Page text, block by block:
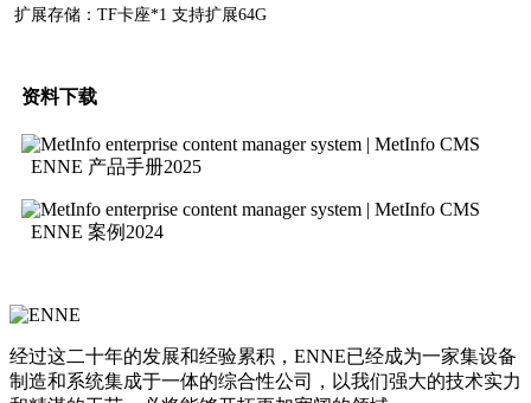
扩展存储：TF卡座*1 支持扩展64G
资料下载
ENNE 产品手册2025
ENNE 案例2024
经过这二十年的发展和经验累积，ENNE已经成为一家集设备
制造和系统集成于一体的综合性公司，以我们强大的技术实力